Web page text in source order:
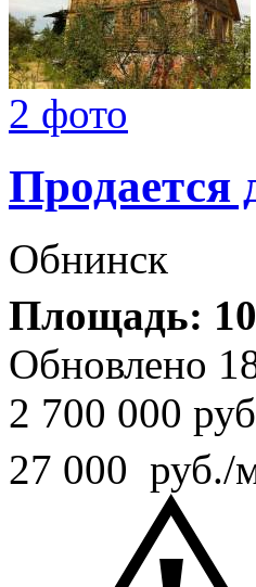
2 фото
Продается
Обнинск
Площадь:
Обновлено
2 700 000
27 000 руб./